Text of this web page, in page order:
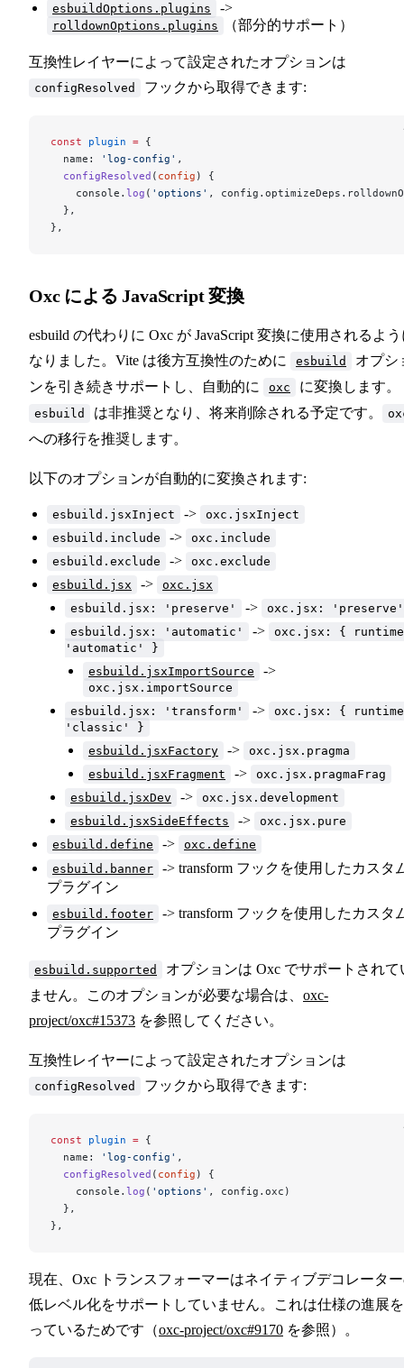
esbuildOptions.plugins ->
rolldownOptions.plugins （部分的サポート）
互換性レイヤーによって設定されたオプションは
configResolved フックから取得できます:
const plugin = {
  name:
'log-config' ,
  configResolved
( config ) {
    console.
log ( 'options' ,
  },
},
Oxc による JavaScript 変換
esbuild の代わりに Oxc が JavaScript 変換に使用されるよ
なりました。Vite は後方互換性のために
esbuild
オプシ
ンを引き続きサポートし、自動的に
oxc に変換します。
esbuild は非推奨となり、将来削除される予定です。
への移行を推奨します。
以下のオプションが自動的に変換されます:
esbuild.jsxInject ->
oxc.jsxInject
esbuild.include
->
oxc.include
esbuild.exclude
->
oxc.exclude
esbuild.jsx
->
oxc.jsx
esbuild.jsx: 'preserve'
->
oxc.jsx: 'preserve'
esbuild.jsx: 'automatic'
->
oxc.jsx: {
'automatic' }
esbuild.jsxImportSource
->
oxc.jsx.importSource
esbuild.jsx: 'transform'
->
oxc.jsx: {
'classic' }
esbuild.jsxFactory
->
oxc.jsx.pragma
esbuild.jsxFragment
->
oxc.jsx.pragmaFrag
esbuild.jsxDev
->
oxc.jsx.development
esbuild.jsxSideEffects
->
oxc.jsx.pure
esbuild.define
->
oxc.define
esbuild.banner
-> transform フックを使用したカスタ
プラグイン
esbuild.footer
-> transform フックを使用したカスタ
プラグイン
esbuild.supported
オプションは Oxc でサポートされて
ません。このオプションが必要な場合は、 oxc-
project/oxc#15373 を参照してください。
互換性レイヤーによって設定されたオプションは
configResolved フックから取得できます:
const plugin = {
  name:
'log-config' ,
  configResolved
( config ) {
    console.
log ( 'options' , config.oxc)
  },
},
現在、Oxc トランスフォーマーはネイティブデコレータ
低レベル化をサポートしていません。これは仕様の進展
っているためです（oxc-project/oxc#9170 を参照）。